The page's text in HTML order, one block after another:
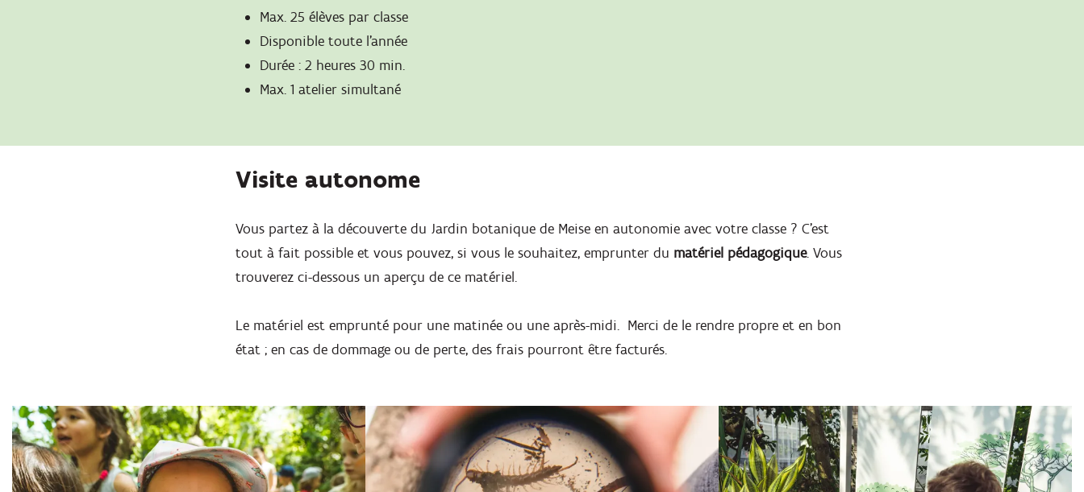
Max. 25 élèves par classe
Disponible toute l’année
Durée : 2 heures 30 min.
Max. 1 atelier simultané
Visite autonome
Vous partez à la découverte du Jardin botanique de Meise en autonomie avec votre classe ? C'est
tout à fait possible et vous pouvez, si vous le souhaitez, emprunter du matériel pédagogique. Vous
trouverez ci-dessous un aperçu de ce matériel.
Le matériel est emprunté pour une matinée ou une après-midi. Merci de le rendre propre et en bon
état ; en cas de dommage ou de perte, des frais pourront être facturés.